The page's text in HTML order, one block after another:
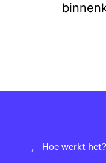
Hoe werkt het?